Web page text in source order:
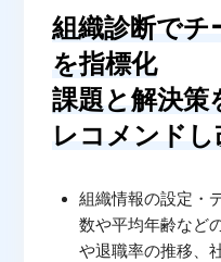
組織診断でチ
を指標化
課題と解決策
レコメンドし
組織情報の設定・
数や平均年齢など
や退職率の推移、